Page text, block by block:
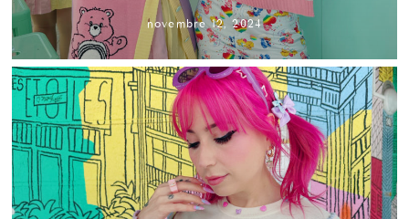
novembre 12, 2024